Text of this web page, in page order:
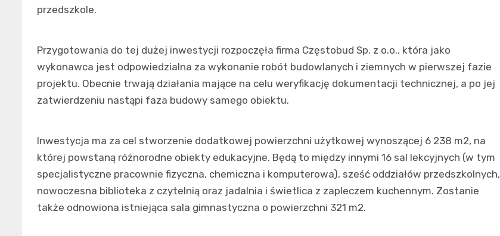
przedszkole.
Przygotowania do tej dużej inwestycji rozpoczęła firma Częstobud Sp. z o.o., która jako
wykonawca jest odpowiedzialna za wykonanie robót budowlanych i ziemnych w pierwszej fazie
projektu. Obecnie trwają działania mające na celu weryfikację dokumentacji technicznej, a po jej
zatwierdzeniu nastąpi faza budowy samego obiektu.
Inwestycja ma za cel stworzenie dodatkowej powierzchni użytkowej wynoszącej 6 238 m2, na
której powstaną różnorodne obiekty edukacyjne. Będą to między innymi 16 sal lekcyjnych (w tym
specjalistyczne pracownie fizyczna, chemiczna i komputerowa), sześć oddziałów przedszkolnych,
nowoczesna biblioteka z czytelnią oraz jadalnia i świetlica z zapleczem kuchennym. Zostanie
także odnowiona istniejąca sala gimnastyczna o powierzchni 321 m2.